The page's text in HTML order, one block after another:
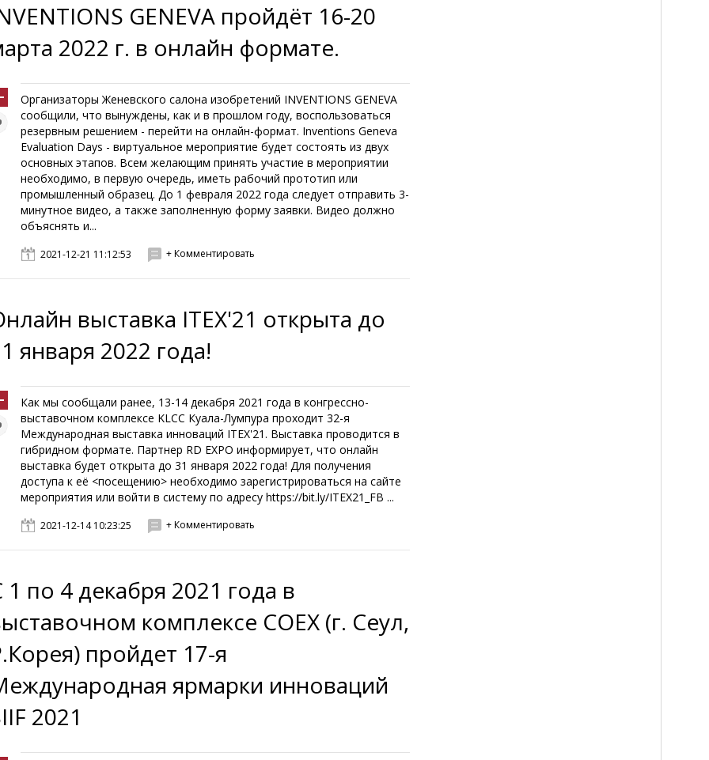
GENEVA пройдёт 16-20
2022 г. в онлайн формате.
Организаторы Женевского салона изобретений INVENTIONS GENEVA
сообщили, что вынуждены, как и в прошлом году, воспользоваться
резервным решением - перейти на онлайн-формат. Inventions Geneva
Evaluation Days - виртуальное мероприятие будет состоять из двух
основных этапов. Всем желающим принять участие в мероприятии
необходимо, в первую очередь, иметь рабочий прототип или
промышленный образец. До 1 февраля 2022 года следует отправить 3-
минутное видео, а также заполненную форму заявки. Видео должно
объяснять и...
2021-12-21 11:12:53 + Комментировать
выставка ITEX'21 открыта до
января 2022 года!
Как мы сообщали ранее, 13-14 декабря 2021 года в конгрессно-
выставочном комплексе KLCC Куала-Лумпура проходит 32-я
Международная выставка инноваций ITEX'21. Выставка проводится в
гибридном формате. Партнер RD EXPO информирует, что онлайн
выставка будет открыта до 31 января 2022 года! Для получения
доступа к её <посещению> необходимо зарегистрироваться на сайте
мероприятия или войти в систему по адресу https://bit.ly/ITEX21_FB ...
2021-12-14 10:23:25 + Комментировать
1 по 4 декабря 2021 года в
комплексе COEX (г. Сеул,
пройдет 17-я
ярмарки инноваций
2021